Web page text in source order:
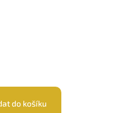
do košíku